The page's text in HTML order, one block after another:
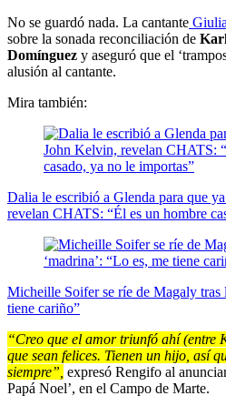
No se guardó nada. La cantante
sobre la sonada reconciliación de
Domínguez y aseguró que el
alusión al cantante.
Mira también:
Dalia le escribió a Glenda para que
revelan CHATS: “Él es un hombre
Micheille Soifer se ríe de Magaly tras
tiene cariño”
“Creo que el amor triunfó ahí (entre
que sean felices. Tienen un hijo, así
siempre”, expresó Rengifo al
Papá Noel’, en el Campo de Marte.